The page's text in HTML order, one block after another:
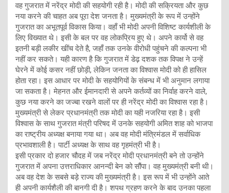
वह गुजरात में नरेंद्र मोदी की सहयोगी रही है। मोदी की सक्रियता और कुछ
नया करने की चाहत अब पूरा देश जनता है। मुख्यमंत्री के रूप में उन्होंने
गुजरात का अभूतपूर्व विकास किया। वहाँ भी मोदी अपनी विशिष्ट कार्यशीली के
लिए विख्यात थे। इसी के बल पर वह लोकप्रिय हुए थे। अपने कार्यो से वह
इतनी बड़ी लकीर खींच देते है, जहाँ तक उनके वीरोधी पहुंचने की कल्पना भी
नहीं कर सकते। यही कारण है कि गुजरात में डेढ़ दशक तक विपक्ष ने उन्हें
घेरने में कोई कसर नहीं छोड़ी, लेकिन जनता का विश्वास मोदी को ही हासिल
होता रहा। इस आधार पर मोदी के सहयोगियों के संबन्ध में भी अनुमान लगाया
जा सकता है। मेहनत और ईमानदारी से अपने कर्तव्यों का निर्वाह करने वाले,
कुछ नया करने का जज्बा रखने वालों पर ही नरेंद्र मोदी का विश्वास रहा है।
मुख्यमंत्री से लेकर प्रधानमंत्री तक मोदी का यही नजरिया रहा है। इसी
विश्वास के साथ गुजरात मंत्री परिषद में उनके सहयोगी अमित शाह को भाजपा
का राष्ट्रीय अध्यक्ष बनाया गया था। अब वह मोदी मंत्रिमंडल में सर्वाधिक
प्रभावशाली है। पार्टी अध्यक्ष के साथ वह गृहमंत्री भी है।
इसी प्रकार दो हजार चौदह में जब नरेंद्र मोदी प्रधानमंत्री बने तो उन्होंने
गुजरात में अपना उत्तराधिकार आनन्दी बेन को सौंपा। वह मुख्यमंत्री बनी थी।
अब वह देश के सबसे बड़े राज्य की मुख्यमंत्री है। इस रूप में भी उन्होंने आते
ही अपनी कार्यशैली की बानगी दी है। शपथ ग्रहण करने के बाद उनका पहला